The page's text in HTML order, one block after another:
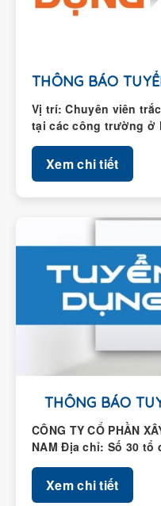
Vị trí: Chuyên viên
tại các công trường ở
Xem chi tiết
THÔNG BÁO
CÔNG TY CỔ PHẦN
NAM Địa chỉ: Số 30
Xem chi tiết